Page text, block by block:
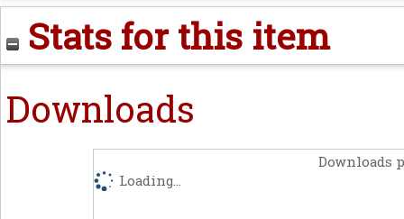
Stats for this item
Downloads
Downloads
Loading...